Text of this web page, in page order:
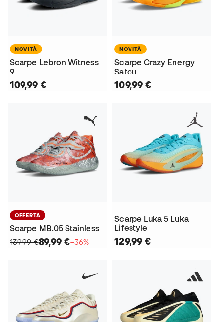
NOVITÀ
Scarpe Lebron Witness
9
109,99 €
NOVITÀ
Scarpe Crazy Energy
Satou
109,99 €
OFFERTA
Scarpe MB.05 Stainless
139,99 €89,99 €−36%
Scarpe Luka 5 Luka
Lifestyle
129,99 €